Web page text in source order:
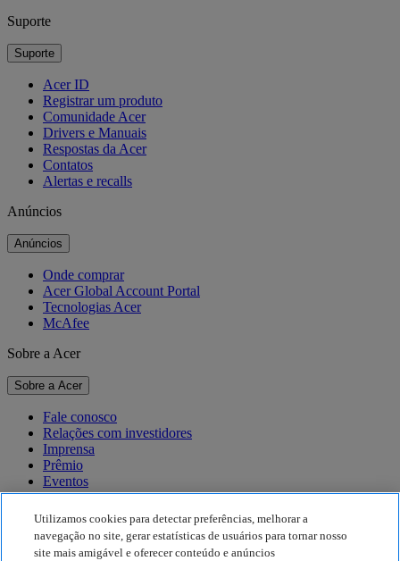
Suporte
Suporte
Acer ID
Registrar um produto
Comunidade Acer
Drivers e Manuais
Respostas da Acer
Contatos
Alertas e recalls
Anúncios
Anúncios
Onde comprar
Acer Global Account Portal
Tecnologias Acer
McAfee
Sobre a Acer
Sobre a Acer
Fale conosco
Relações com investidores
Imprensa
Prêmio
Eventos
Sustentabilidade
Sustentabilidade
Utilizamos cookies para detectar preferências, melhorar a
navegação no site, gerar estatísticas de usuários para tornar nosso
site mais amigável e oferecer conteúdo e anúncios